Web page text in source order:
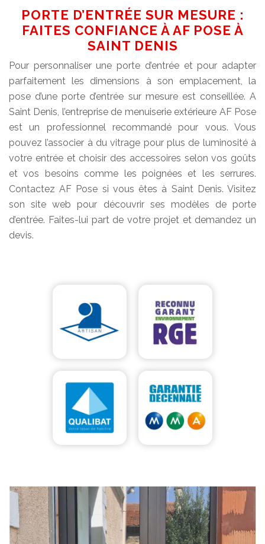
PORTE D’ENTRÉE SUR MESURE :
FAITES CONFIANCE À AF POSE À
SAINT DENIS
Pour personnaliser une porte d’entrée et pour adapter
parfaitement les dimensions à son emplacement, la
pose d’une porte d’entrée sur mesure est conseillée. A
Saint Denis, l’entreprise de menuiserie extérieure AF Pose
est un professionnel recommandé pour vous. Vous
pouvez l’associer à du vitrage pour plus de luminosité à
votre entrée et choisir des accessoires selon vos goûts
et vos besoins comme les poignées et les serrures.
Contactez AF Pose si vous êtes à Saint Denis. Visitez
son site web pour découvrir ses modèles de porte
d’entrée. Faites-lui part de votre projet et demandez un
devis.